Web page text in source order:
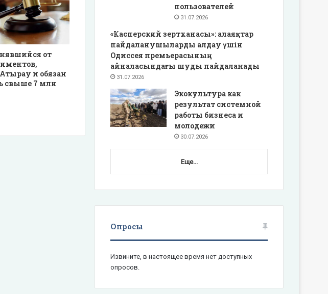
от
и обязан
свыше 7 млн
пользователей
31.07.2026
«Касперский зертханасы»: алаяқтар
пайдаланушыларды алдау үшін
Одиссея премьерасының
айналасындағы шуды пайдаланады
31.07.2026
Экокультура как
результат системной
работы бизнеса и
молодежи
30.07.2026
Еще...
Опросы
Извините, в настоящее время нет доступных
опросов.